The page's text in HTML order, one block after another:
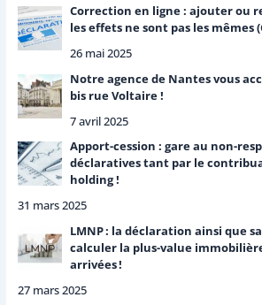
Correction en ligne : ajouter ou
les effets ne sont pas les mêmes
26 mai 2025
Notre agence de Nantes vous
bis rue Voltaire !
7 avril 2025
Apport-cession : gare au non-
déclaratives tant par le
holding !
31 mars 2025
LMNP : la déclaration ainsi que
calculer la plus-value
arrivées !
27 mars 2025